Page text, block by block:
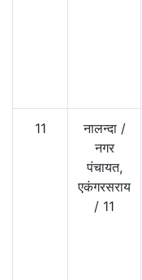
11 नालन्दा/
नगर
पंचायत,
एकंगरसराय
/ 11